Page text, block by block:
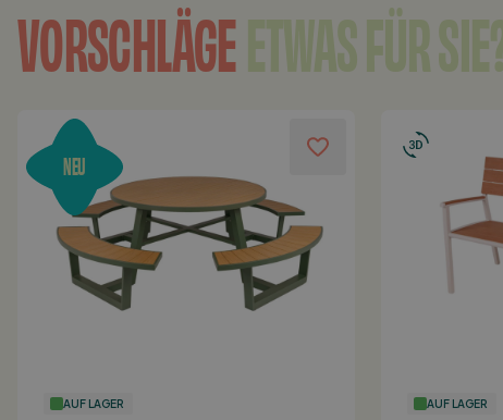
VORSCHLÄGEETWAS FÜR
NEU
AUF LAGER AUF LAGER